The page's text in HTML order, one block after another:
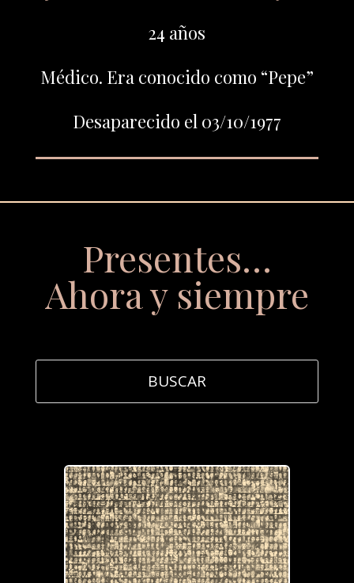
24 años
Médico. Era conocido como “Pepe”
Desaparecido el 03/10/1977
Presentes…
Ahora y siempre